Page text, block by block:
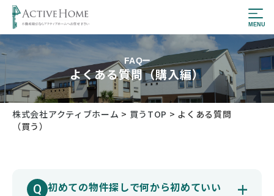
FAQ
よくある質問（購入編）
株式会社アクティブホーム > 買うTOP > よくある質問
（買う）
初めての物件探しで何から初めていい